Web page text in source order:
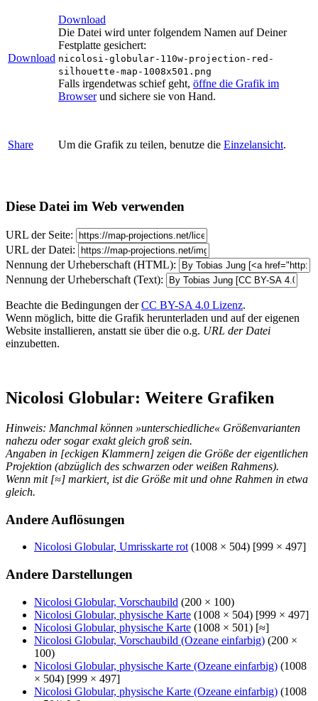
Download
Download
Die Datei wird unter folgendem Namen auf Deiner
Festplatte gesichert:
nicolosi-globular-110w-projection-red-
silhouette-map-1008x501.png
Falls irgendetwas schief geht, öffne die Grafik im
Browserund sichere sie von Hand.
Share Um die Grafik zu teilen, benutze die Einzelansicht.
Diese Datei im Web verwenden
URL der Seite:
URL der Datei:
Nennung der Urheberschaft (HTML):
Nennung der Urheberschaft (Text):
Beachte die Bedingungen derCC BY-SA 4.0 Lizenz.
Wenn möglich, bitte die Grafik herunterladen und auf der eigenen
Website installieren, anstatt sie über die o.g. URL der Datei
einzubetten.
Nicolosi Globular: Weitere Grafiken
Hinweis: Manchmal können »unterschiedliche« Größenvarianten
nahezu oder sogar exakt gleich groß sein.
Angaben in [eckigen Klammern] zeigen die Größe der eigentlichen
Projektion (abzüglich des schwarzen oder weißen Rahmens).
Wenn mit [≈] markiert, ist die Größe mit und ohne Rahmen in etwa
gleich.
Andere Auflösungen
Nicolosi Globular, Umrisskarte rot (1008 × 504) [999 × 497]
Andere Darstellungen
Nicolosi Globular, Vorschaubild (200 × 100)
Nicolosi Globular, physische Karte (1008 × 504) [999 × 497]
Nicolosi Globular, physische Karte (1008 × 501) [≈]
Nicolosi Globular, Vorschaubild (Ozeane einfarbig) (200 ×
100)
Nicolosi Globular, physische Karte (Ozeane einfarbig) (1008
× 504) [999 × 497]
Nicolosi Globular, physische Karte (Ozeane einfarbig) (1008